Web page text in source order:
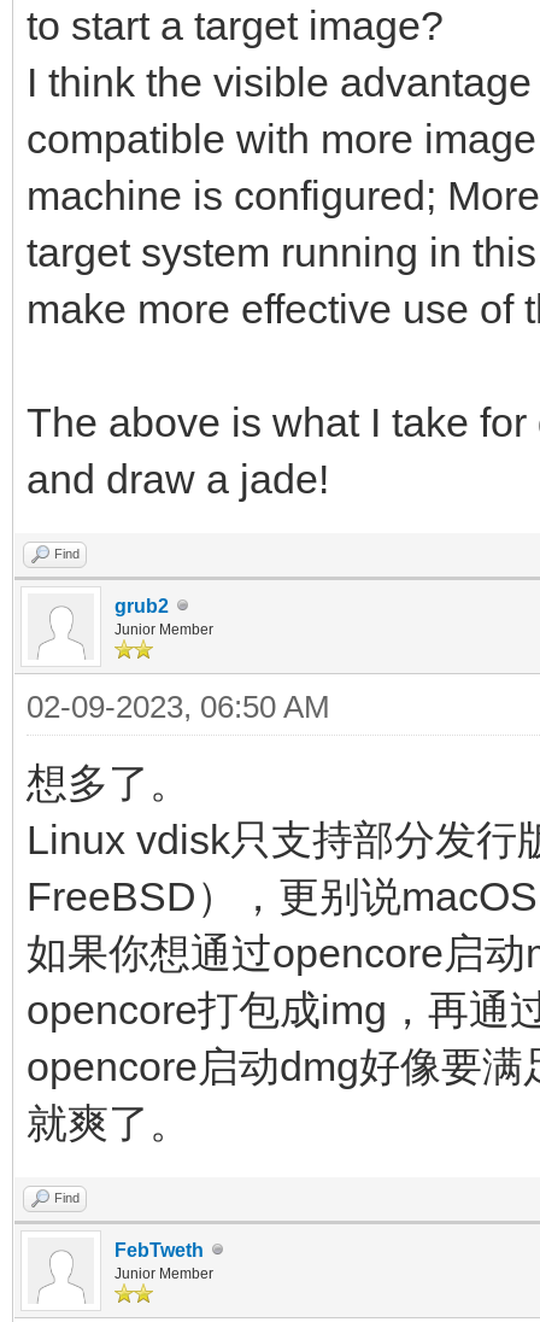
to start a target image?
I think the visible
compatible with more
machine is configured;
target system running in
make more effective use of
The above is what I take
and draw a jade!
Find
grub2
Junior Member
02-09-2023, 06:50 AM
想多了。
Linux vdisk只支持部分发行
FreeBSD），更别说
如果你想通过opencore启
opencore打包成img，再通
opencore启动dmg好像要
就爽了。
Find
FebTweth
Junior Member